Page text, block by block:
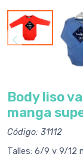
Body liso
manga
Código: 31112
Talles: 6/9 y 9/12